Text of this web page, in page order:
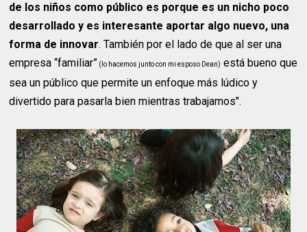
de los niños como público es porque es un nicho poco
desarrollado y es interesante aportar algo nuevo, una
forma de innovar. También por el lado de que al ser una
empresa “familiar” (lo hacemos junto con mi esposo Dean) está bueno que
sea un público que permite un enfoque más lúdico y
divertido para pasarla bien mientras trabajamos".